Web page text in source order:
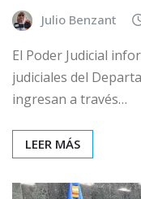
Julio Benzant
El Poder Judicial
judiciales del
ingresan a través…
LEER MÁS